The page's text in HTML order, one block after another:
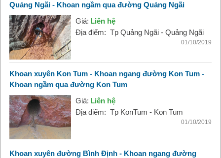
Quảng Ngãi - Khoan ngầm qua đường Quảng Ngãi
Giá: Liên hệ
Địa điểm: Tp Quảng Ngãi - Quảng Ngãi
01/10/2019
Khoan xuyên Kon Tum - Khoan ngang đường Kon Tum -
Khoan ngầm qua đường Kon Tum
Giá: Liên hệ
Địa điểm: Tp KonTum - Kon Tum
01/10/2019
Khoan xuyên đường Bình Định - Khoan ngang đường